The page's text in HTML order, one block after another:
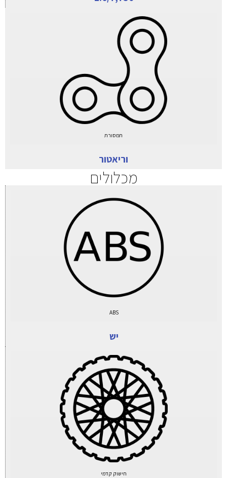
תמסורת
וריאטור
מכלולים
ABS
יש
חישוק קדמי